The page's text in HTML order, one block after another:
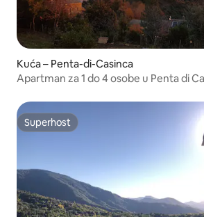
Kuća – Penta-di-Casinca
Apartman za 1 do 4 osobe u Penta di
Superhost
Superhost